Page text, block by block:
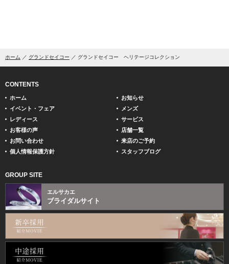
ホーム グランドセイコー グランドセイコー ヘリテージコレクション
CONTENTS
ホーム
お知らせ
イベント・フェア
メンズ
レディース
サービス
お客様の声
店舗一覧
お問い合わせ
来店のご予約
個人情報保護方針
スタッフブログ
GROUP SITE
エルサカエ
ブライダルサイト